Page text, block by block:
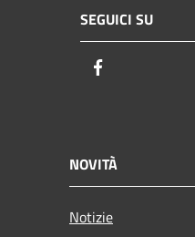
SEGUICI SU
NOVITÀ
Notizie